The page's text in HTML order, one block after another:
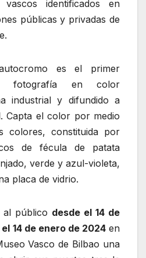
vascos identificados en
públicas y privadas de
es el primer
fotografía en color
industrial y difundido a
Capta el color por medio
colores, constituida por
de fécula de patata
verde y azul-violeta,
placa de vidrio.
al público desde el 14 de
14 de enero de 2024en
Vasco de Bilbao una